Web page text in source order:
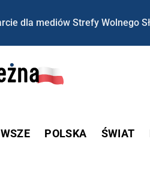
dla mediów Strefy Wolnego
POLSKA ŚWIAT